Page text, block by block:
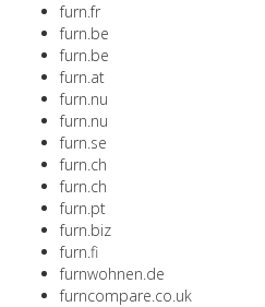
furn.fr
furn.be
furn.be
furn.at
furn.nu
furn.nu
furn.se
furn.ch
furn.ch
furn.pt
furn.biz
furn.fi
furnwohnen.de
furncompare.co.uk